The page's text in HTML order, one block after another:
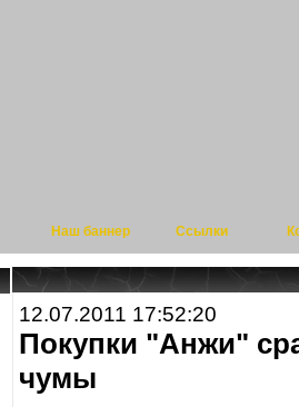
Наш баннер Ссылки
12.07.2011 17:52:20
Покупки "Анжи"
чумы